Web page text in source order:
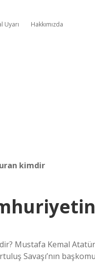
Uyarı Hakkımızda
kimdir
Mustafa Kemal
Savaşı’nın